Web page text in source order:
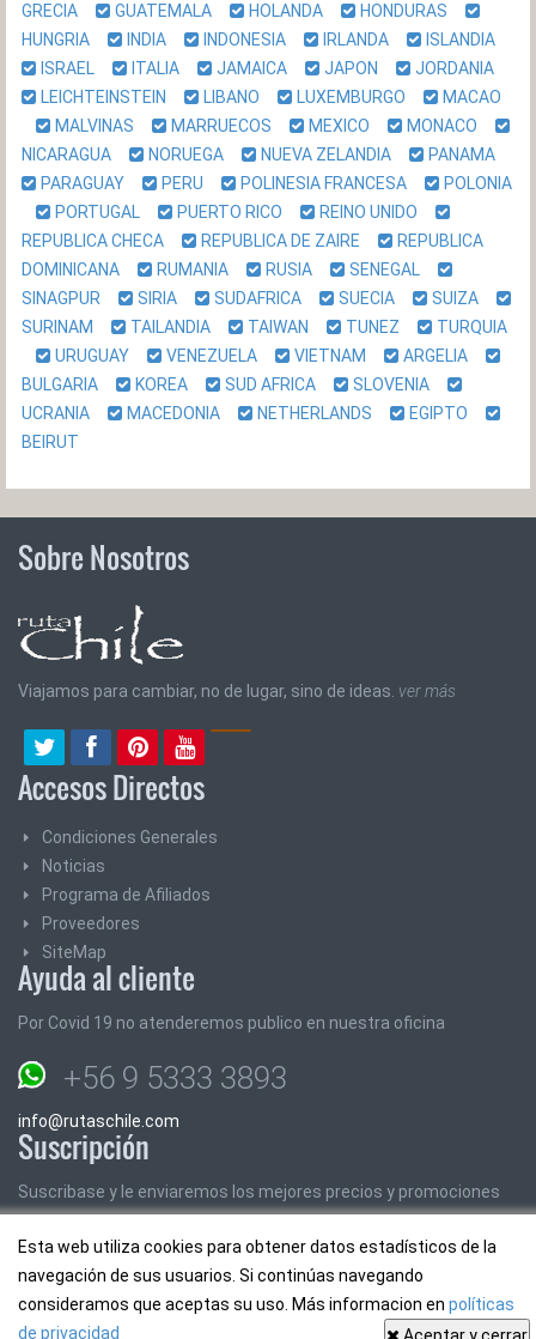
GRECIA
GUATEMALA HOLANDA
HONDURAS
HUNGRIA
INDIA INDONESIA IRLANDA
ISLANDIA
ISRAEL
ITALIA JAMAICA JAPON
JORDANIA
LEICHTEINSTEIN
LIBANO LUXEMBURGO
MACAO
MALVINAS
MARRUECOS MEXICO
MONACO
NICARAGUA
NORUEGA NUEVA ZELANDIA
PANAMA
PARAGUAY
PERU POLINESIA FRANCESA
POLONIA
PORTUGAL
PUERTO RICO
REINO UNIDO
REPUBLICA CHECA
REPUBLICA DE ZAIRE
REPUBLICA
DOMINICANA
RUMANIA RUSIA
SENEGAL
SINAGPUR
SIRIA SUDAFRICA SUECIA
SUIZA
SURINAM
TAILANDIA TAIWAN TUNEZ
TURQUIA
URUGUAY
VENEZUELA VIETNAM
ARGELIA
BULGARIA
KOREA SUD AFRICA
SLOVENIA
UCRANIA
MACEDONIA NETHERLANDS
EGIPTO
BEIRUT
Esta web utiliza cookies para obtener datos estadísticos de la
navegación de sus usuarios. Si continúas navegando
consideramos que aceptas su uso. Más informacion en políticas
de privacidad
Sobre Nosotros
Viajamos para cambiar, no de lugar, sino de ideas. ver más
Accesos Directos
Condiciones Generales
Noticias
Programa de Afiliados
Proveedores
SiteMap
Ayuda al cliente
Por Covid 19 no atenderemos publico en nuestra oficina
+56 9 5333 3893
info@rutaschile.com
Suscripción
Suscribase y le enviaremos los mejores precios y promociones
Email: